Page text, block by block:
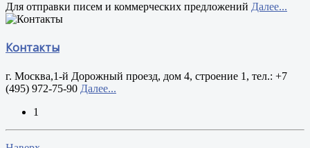
Для отправки писем и коммерческих предложений Далее...
Контакты
г. Москва,1-й Дорожный проезд, дом 4, строение 1, тел.: +7
(495) 972-75-90 Далее...
1